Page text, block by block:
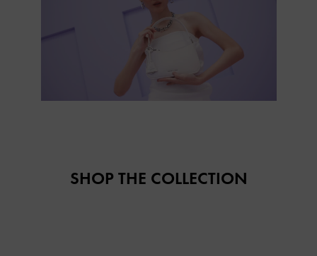
SHOP THE COLLECTION